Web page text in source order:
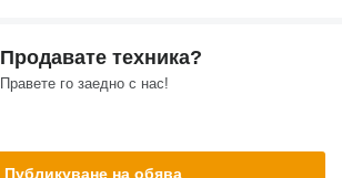
Продавате техника?
Правете го заедно с нас!
Публикуване на обява